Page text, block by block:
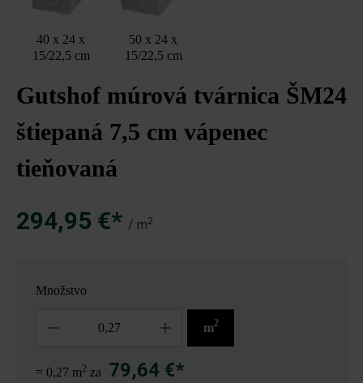
40 x 24 x
15/22,5 cm
50 x 24 x
15/22,5 cm
Gutshof múrová tvárnica ŠM24
štiepaná 7,5 cm vápenec
tieňovaná
294,95 €* / m2
Množstvo
m2
= 0,27 m2 za 79,64 €*